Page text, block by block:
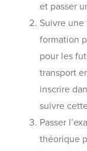
et passer
Suivre
formation
pour les
transport
inscrire
suivre
Passer
théorique